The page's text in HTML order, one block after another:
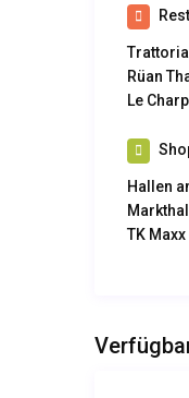
Rüan
Le
Hallen
TK Maxx